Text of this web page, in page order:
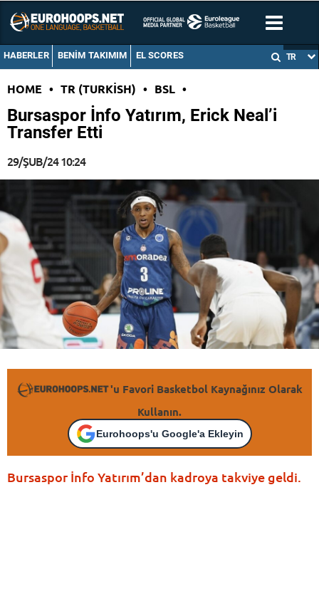
HABERLER BENIM TAKIMIM EL SCORES TR
HOME • TR (TURKISH) • BSL •
Bursaspor İnfo Yatırım, Erick Neal’i
Transfer Etti
29/ŞUB/24 10:24
'u Favori Basketbol Kaynağınız Olarak
Kullanın.
Eurohoops'u Google'a Ekleyin
Bursaspor İnfo Yatırım’dan kadroya takviye geldi.